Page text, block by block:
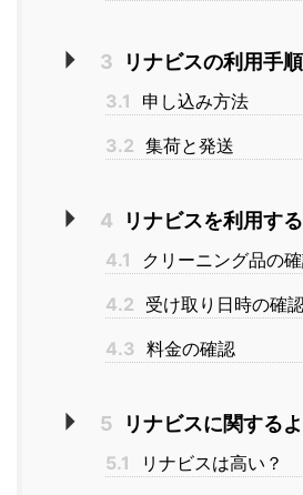
3 リナビスの利用手
3.1
申し込み方法
3.2 集荷と発送
4 リナビスを利用す
4.1
クリーニング品の
4.2 受け取り日時の確
4.3 料金の確認
5 リナビスに関する
5.1
リナビスは高い？